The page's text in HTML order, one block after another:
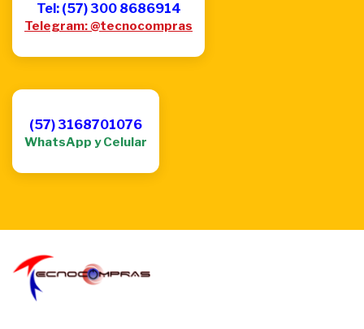
Tel: (57) 300 8686914
Telegram: @tecnocompras
(57) 3168701076
WhatsApp y Celular